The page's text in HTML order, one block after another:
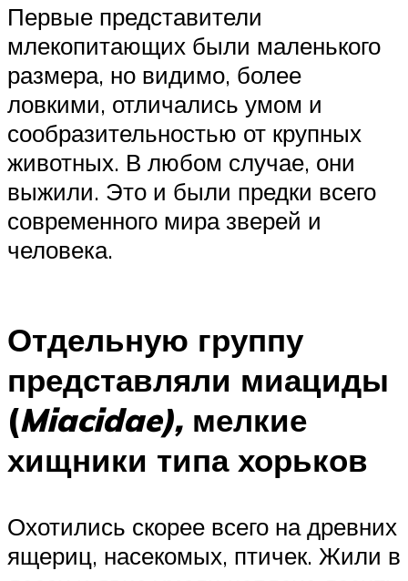
Первые представители
млекопитающих были маленького
размера, но видимо, более
ловкими, отличались умом и
сообразительностью от крупных
животных. В любом случае, они
выжили. Это и были предки всего
современного мира зверей и
человека.
Отдельную группу
представляли миациды
(Miacidae), мелкие
хищники типа хорьков
Охотились скорее всего на древних
ящериц, насекомых, птичек. Жили в